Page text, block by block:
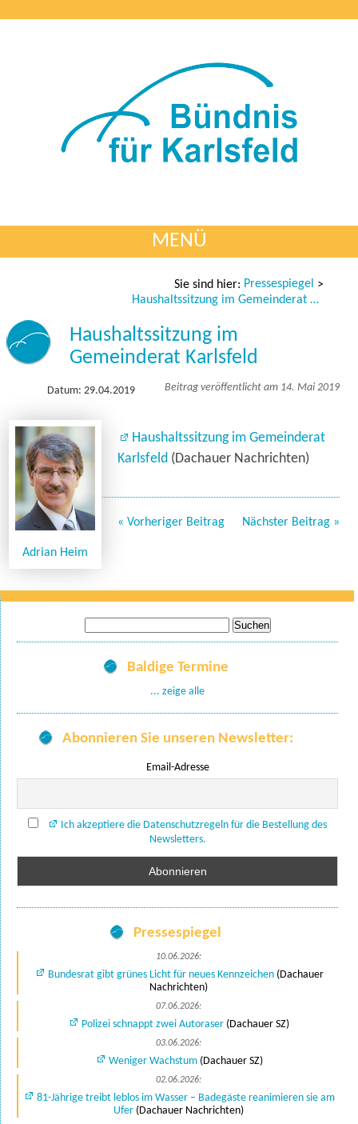
MENÜ
Sie sind hier: Pressespiegel >
Haushaltssitzung im Gemeinderat Karlsfeld
Haushaltssitzung im
Gemeinderat Karlsfeld
Datum: 29.04.2019 Beitrag veröffentlicht am 14. Mai 2019
Adrian Heim
Haushaltssitzung im Gemeinderat
Karlsfeld (Dachauer Nachrichten)
« Vorheriger Beitrag Nächster Beitrag »
nach:
Baldige Termine
... zeige alle
Abonnieren Sie unseren Newsletter:
Email-Adresse
Ich akzeptiere die Datenschutzregeln für die Bestellung des
Newsletters.
Pressespiegel
10.06.2026:
Bundesrat gibt grünes Licht für neues Kennzeichen(Dachauer
Nachrichten)
07.06.2026:
Polizei schnappt zwei Autoraser (Dachauer SZ)
03.06.2026:
Weniger Wachstum(Dachauer SZ)
02.06.2026:
81-Jährige treibt leblos im Wasser – Badegäste reanimieren sie am
Ufer(Dachauer Nachrichten)